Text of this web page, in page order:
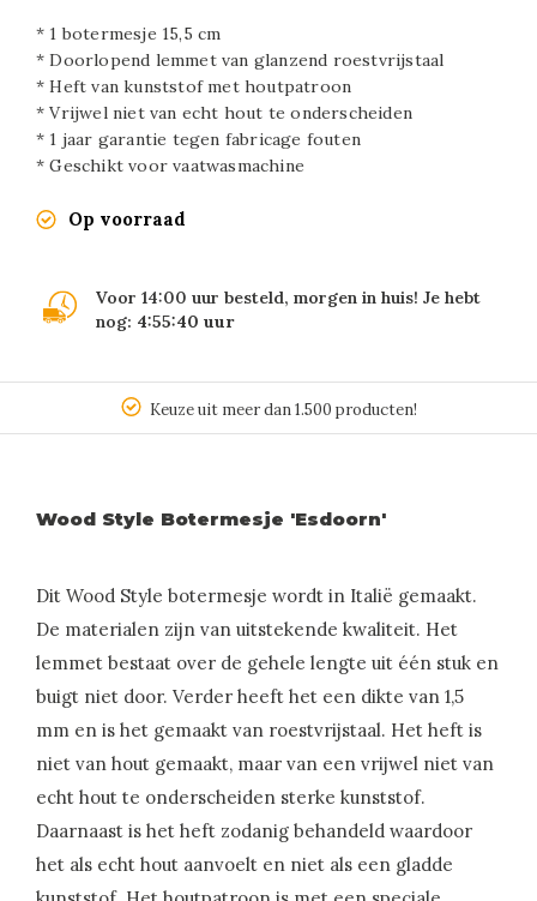
* 1 botermesje 15,5 cm
* Doorlopend lemmet van glanzend roestvrijstaal
* Heft van kunststof met houtpatroon
* Vrijwel niet van echt hout te onderscheiden
* 1 jaar garantie tegen fabricage fouten
* Geschikt voor vaatwasmachine
Op voorraad
Voor 14:00 uur besteld, morgen in huis! Je hebt
nog: 4:55:40 uur
Keuze uit meer dan 1.500 producten!
Wood Style Botermesje 'Esdoorn'
Dit Wood Style botermesje wordt in Italië gemaakt.
De materialen zijn van uitstekende kwaliteit. Het
lemmet bestaat over de gehele lengte uit één stuk en
buigt niet door. Verder heeft het een dikte van 1,5
mm en is het gemaakt van roestvrijstaal. Het heft is
niet van hout gemaakt, maar van een vrijwel niet van
echt hout te onderscheiden sterke kunststof.
Daarnaast is het heft zodanig behandeld waardoor
het als echt hout aanvoelt en niet als een gladde